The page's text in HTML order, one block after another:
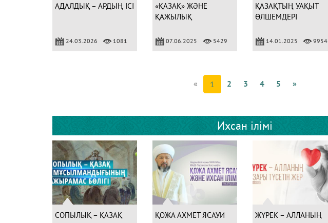
АДАЛДЫҚ – АРДЫҢ ІСІ
24.03.2026 1081
«ҚАЗАҚ» ЖӘНЕ
ҚАЖЫЛЫҚ
07.06.2025 5429
ҚАЗАҚТЫҢ УАҚЫТ
ӨЛШЕМДЕРІ
14.01.2025 9954
« 1 2 3 4 5 »
Ихсан ілімі
СОПЫЛЫҚ – ҚАЗАҚ
ҚОЖА АХМЕТ ЯСАУИ
ЖҮРЕК – АЛЛАНЫҢ